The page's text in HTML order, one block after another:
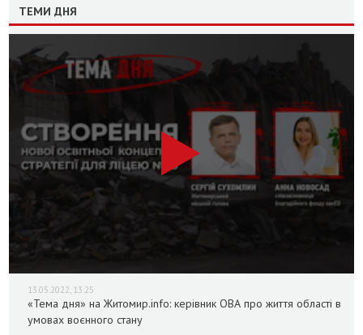
ТЕМИ ДНЯ
13.05.2022, 13:25
«Тема дня» на Житомир.info: керівник ОВА про життя області в
умовах воєнного стану